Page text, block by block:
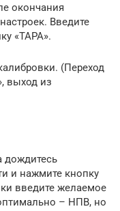
окончания
Введите
«ТАРА».
(Переход
выход из
дождитесь
и нажмите кнопку
введите желаемое
– НПВ, но